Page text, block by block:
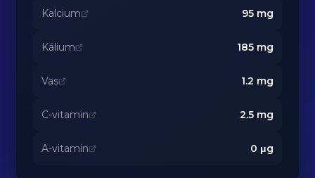
Kalcium 95mg
Kálium 185mg
Vas 1.2 mg
C-vitamin 2.5mg
A-vitamin 0 μg